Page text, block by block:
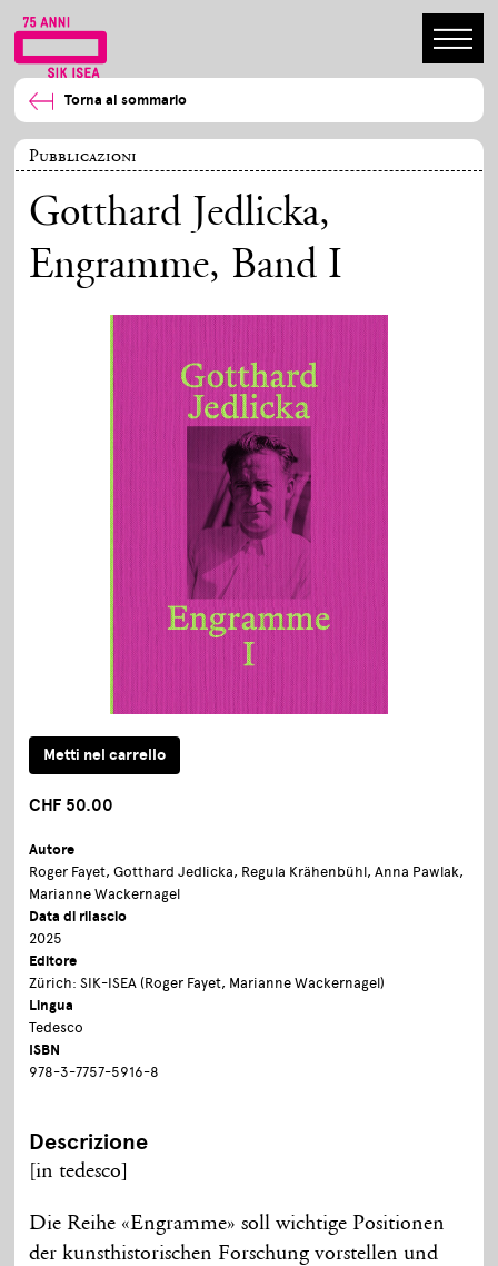
Torna al sommario
Pubblicazioni
Gotthard Jedlicka,
Engramme, Band I
CHF 50.00
Autore
Roger Fayet, Gotthard Jedlicka, Regula Krähenbühl, Anna Pawlak,
Marianne Wackernagel
Data di rilascio
2025
Editore
Zürich: SIK-ISEA (Roger Fayet, Marianne Wackernagel)
Lingua
Tedesco
ISBN
978-3-7757-5916-8
Descrizione
[in tedesco]
Die Reihe «Engramme» soll wichtige Positionen
der kunsthistorischen Forschung vorstellen und